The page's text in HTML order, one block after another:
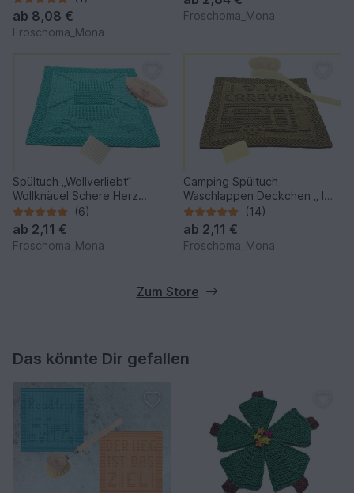
ab 8,08 €
Froschoma_Mona
Froschoma_Mona
Spültuch „Wollverliebt“
Wollknäuel Schere Herz
Strickanleitung Spültücher
(6)
ab 2,11 €
Froschoma_Mona
Camping Spültuch
Waschlappen Deckchen „ I
love my Caravan “
Strickanleitung
(14)
ab 2,11 €
Froschoma_Mona
Zum Store
Das könnte Dir gefallen